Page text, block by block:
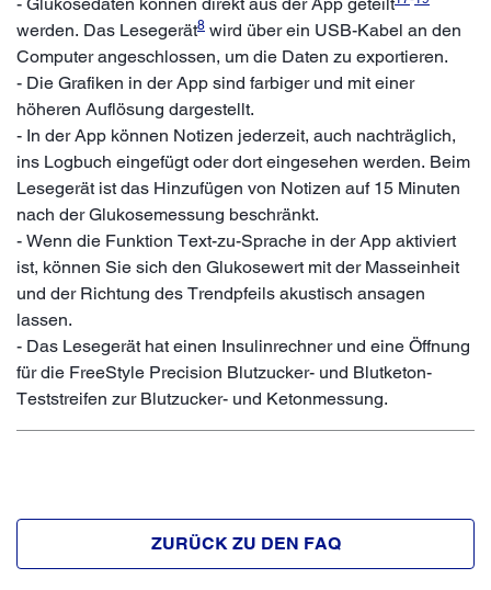
werden. Das Lesegerät8 wird über ein USB-Kabel an den
Computer angeschlossen, um die Daten zu exportieren.
- Die Grafiken in der App sind farbiger und mit einer
höheren Auflösung dargestellt.
- In der App können Notizen jederzeit, auch nachträglich,
ins Logbuch eingefügt oder dort eingesehen werden. Beim
Lesegerät ist das Hinzufügen von Notizen auf 15 Minuten
nach der Glukosemessung beschränkt.
- Wenn die Funktion Text-zu-Sprache in der App aktiviert
ist, können Sie sich den Glukosewert mit der Masseinheit
und der Richtung des Trendpfeils akustisch ansagen
lassen.
- Das Lesegerät hat einen Insulinrechner und eine Öffnung
für die FreeStyle Precision Blutzucker- und Blutketon-
Teststreifen zur Blutzucker- und Ketonmessung.
ZURÜCK ZU DEN FAQ